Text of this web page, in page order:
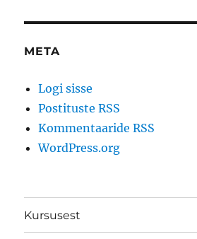
META
Logi sisse
Postituste RSS
Kommentaaride RSS
WordPress.org
Kursusest